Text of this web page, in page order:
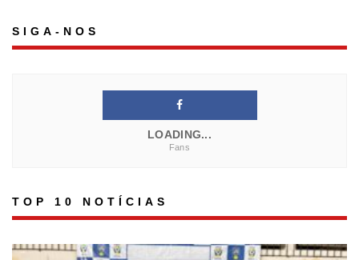
SIGA-NOS
LOADING...
Fans
TOP 10 NOTÍCIAS